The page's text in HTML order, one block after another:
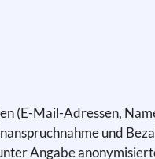
(E-Mail-Adressen,
und
Angabe